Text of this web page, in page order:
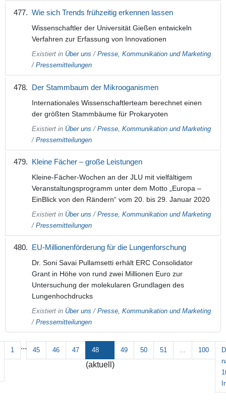
Wie sich Trends frühzeitig erkennen lassen
Wissenschaftler der Universität Gießen entwickeln
Verfahren zur Erfassung von Innovationen
Existiert in Über uns / Presse, Kommunikation und Marketing
/ Pressemitteilungen
Der Stammbaum der Mikrooganismen
Internationales Wissenschaftlerteam berechnet einen
der größten Stammbäume für Prokaryoten
Existiert in Über uns / Presse, Kommunikation und Marketing
/ Pressemitteilungen
Kleine Fächer – große Leistungen
Kleine-Fächer-Wochen an der JLU mit vielfältigem
Veranstaltungsprogramm unter dem Motto „Europa –
EinBlick von den Rändern“ vom 20. bis 29. Januar 2020
Existiert in Über uns / Presse, Kommunikation und Marketing
/ Pressemitteilungen
EU-Millionenförderung für die Lungenforschung
Dr. Soni Savai Pullamsetti erhält ERC Consolidator
Grant in Höhe von rund zwei Millionen Euro zur
Untersuchung der molekularen Grundlagen des
Lungenhochdrucks
Existiert in Über uns / Presse, Kommunikation und Marketing
/ Pressemitteilungen
1 ... 45 46 47 48
(aktuell)
49 50 51 ... 100